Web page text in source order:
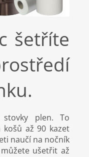
šetříte
plen. To
až 90 kazet
naučí na nočník
ušetřit až